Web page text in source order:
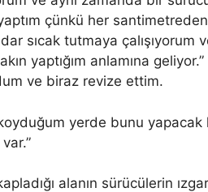
yaptım çünkü her
sıcak tutmaya çalışıyorum
yaptığım anlamına
ve biraz revize ettim.
yerde bunu yapacak
alanın sürücülerin